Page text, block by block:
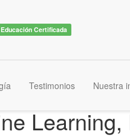
Certificada
Testimonios Nuestra